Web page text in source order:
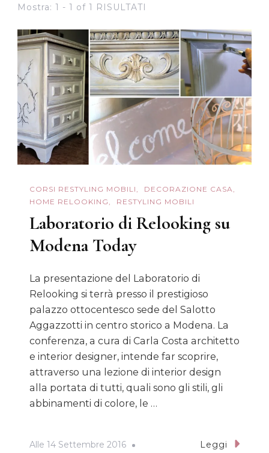
Mostra: 1 - 1 of 1 RISULTATI
CORSI RESTYLING MOBILI
DECORAZIONE CASA
HOME RELOOKING
RESTYLING MOBILI
Laboratorio di Relooking su
Modena Today
La presentazione del Laboratorio di
Relooking si terrà presso il prestigioso
palazzo ottocentesco sede del Salotto
Aggazzotti in centro storico a Modena. La
conferenza, a cura di Carla Costa architetto
e interior designer, intende far scoprire,
attraverso una lezione di interior design
alla portata di tutti, quali sono gli stili, gli
abbinamenti di colore, le …
Alle 14 Settembre 2016 Leggi